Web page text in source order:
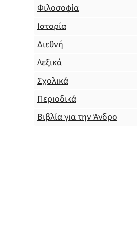
Φιλοσοφία
Ιστορία
Διεθνή
Λεξικά
Σχολικά
Περιοδικά
Βιβλία για την Άνδρο